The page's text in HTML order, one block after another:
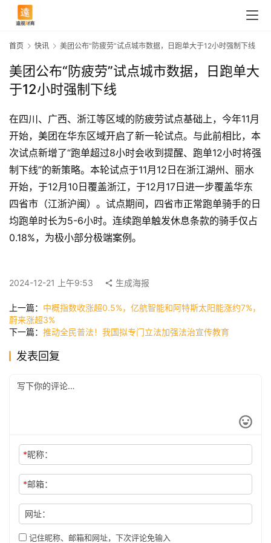
首
页
快
司
科
首页 快讯 美团公布“防疲劳”试点城市数据，日跑单大于12小时强制下线
美团公布“防疲劳”试点城市数据，日跑单大
于12小时强制下线
在四川、广西、浙江等区域的防疲劳试点基础上，今年11月
开始，美团在华东区域开启了新一轮试点。与此前相比，本
次试点新增了“跑单超过8小时会收到提醒、跑单12小时将强
制下线”的新策略。本轮试点于11月12日在浙江湖州、丽水
开始，于12月10日覆盖浙江，于12月17日进一步覆盖华东
四省市（江浙沪闽）。试点期间，四省市正常跑单骑手的日
均跑单时长为5-6小时。连续跑单触发休息条款的骑手仅占
0.18%，为极小部分极端案例。
2024-12-21 上午9:53 生成海报
上一篇： 中概指数收涨超0.5%，亿航智能和阿特斯太阳能涨约7%，
蔚来涨超3%
下一篇： 推动全民普法！我国拟专门立法加强法治宣传教育
发表回复
*昵称：
*邮箱：
网址：
记住昵称、邮箱和网址，下次评论免输入